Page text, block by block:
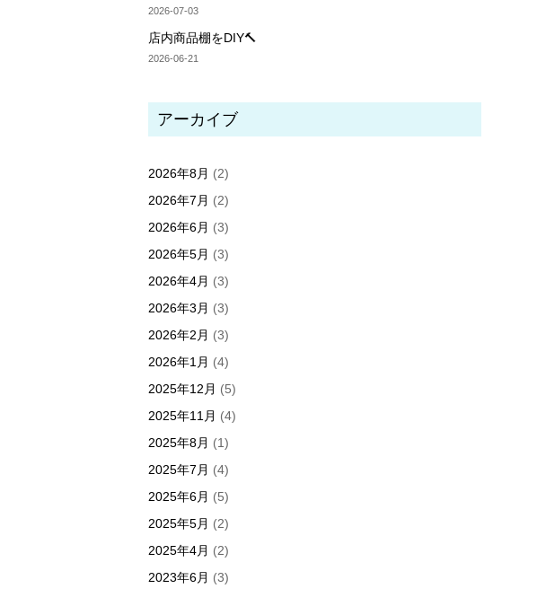
2026-07-03
店内商品棚をDIY🔨
2026-06-21
アーカイブ
2026年8月 (2)
2026年7月 (2)
2026年6月 (3)
2026年5月 (3)
2026年4月 (3)
2026年3月 (3)
2026年2月 (3)
2026年1月 (4)
2025年12月 (5)
2025年11月 (4)
2025年8月 (1)
2025年7月 (4)
2025年6月 (5)
2025年5月 (2)
2025年4月 (2)
2023年6月 (3)